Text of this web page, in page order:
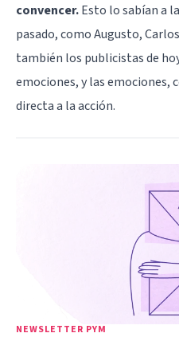
convencer.Esto lo sabían a
pasado, como Augusto,
también los publicistas de
emociones, y las emociones,
directa a la acción.
NEWSLETTER PYM